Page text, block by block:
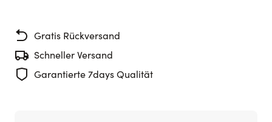
Gratis Rückversand
Schneller Versand
Garantierte 7days Qualität